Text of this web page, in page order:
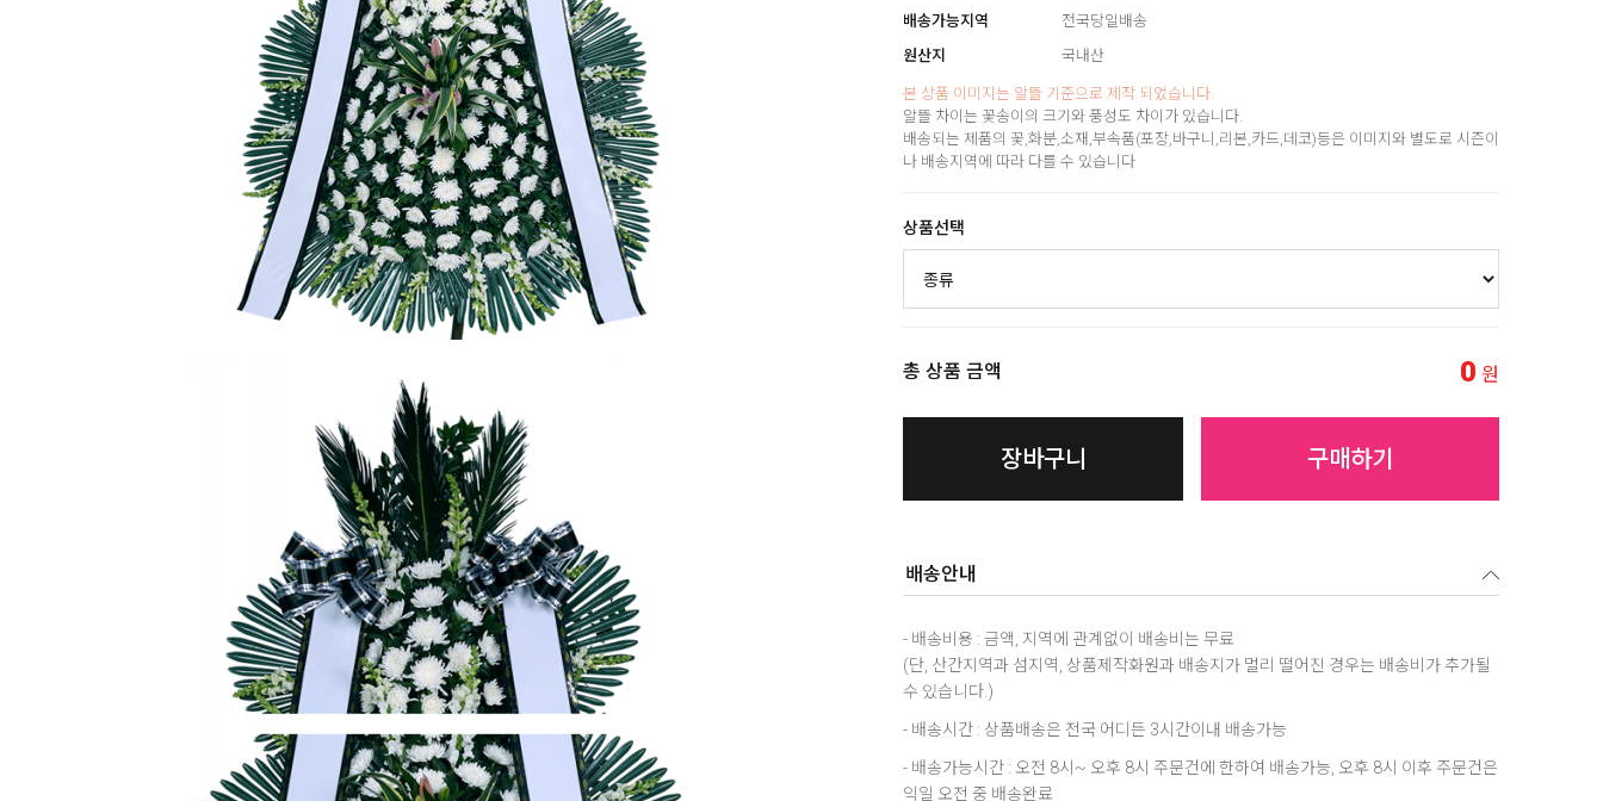
배송가능지역
전국당일배송
원산지
국내산
본 상품 이미지는 알뜰 기준으로 제작 되었습니다.
알뜰 차이는 꽃송이의 크기와 풍성도 차이가 있습니다.
배송되는 제품의 꽃,화분,소재,부속품(포장,바구니,리본,카드,데코)등은 이미지와 별도로 시즌이
나 배송지역에 따라 다를 수 있습니다
상품선택
총 상품 금액 0 원
장바구니 구매하기
배송안내
- 배송비용 : 금액, 지역에 관계없이 배송비는 무료
(단, 산간지역과 섬지역, 상품제작화원과 배송지가 멀리 떨어진 경우는 배송비가 추가될
수 있습니다.)
- 배송시간 : 상품배송은 전국 어디든 3시간이내 배송가능
- 배송가능시간 : 오전 8시~ 오후 8시 주문건에 한하여 배송가능, 오후 8시 이후 주문건은
익일 오전 중 배송완료